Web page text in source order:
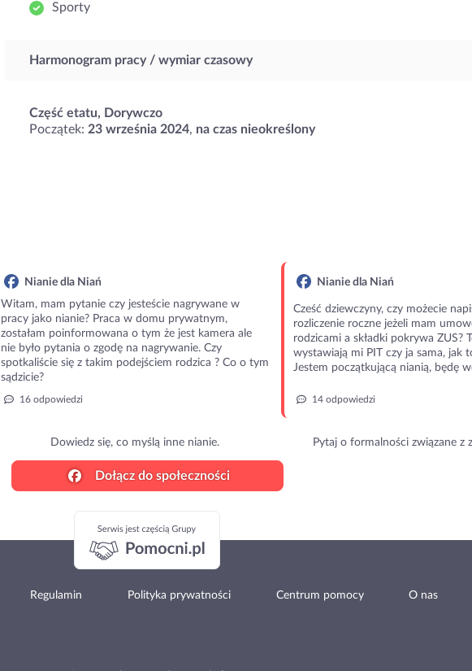
Sporty
Harmonogram pracy / wymiar czasowy
Część etatu, Dorywczo
Początek: 23 września 2024, na czas nieokreślony
Nianie dla Niań
Witam, mam pytanie czy jesteście nagrywane w
pracy jako nianie? Praca w domu prywatnym,
zostałam poinformowana o tym że jest kamera ale
nie było pytania o zgodę na nagrywanie. Czy
spotkaliście się z takim podejściem rodzica ? Co o tym
sądzicie?
16 odpowiedzi
Dowiedz się, co myślą inne nianie.
Nianie dla Niań
Cześć dziewczyny, czy możecie
rozliczenie roczne jeżeli mam
rodzicami a składki pokrywa ZUS?
wystawiają mi PIT czy ja sama, jak
Jestem początkującą nianią, będę
14 odpowiedzi
Pytaj o formalności związane z
Dołącz do społeczności
Regulamin Polityka prywatności Centrum pomocy O nas